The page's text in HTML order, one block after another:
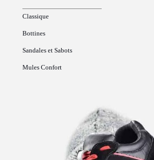
Classique
Bottines
Sandales et Sabots
Mules Confort